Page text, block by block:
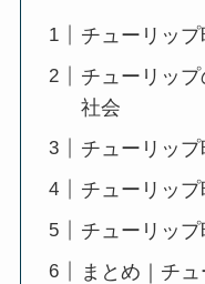
チューリッ
チューリッ
社会
チューリッ
チューリッ
チューリッ
まとめ｜チ